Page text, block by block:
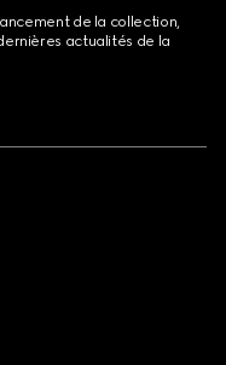
de la collection,
actualités de la